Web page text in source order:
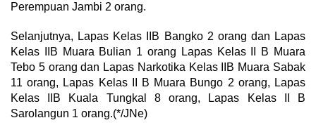
Perempuan Jambi 2 orang.
Selanjutnya, Lapas Kelas IIB Bangko 2 orang dan Lapas
Kelas IIB Muara Bulian 1 orang Lapas Kelas II B Muara
Tebo 5 orang dan Lapas Narkotika Kelas IIB Muara Sabak
11 orang, Lapas Kelas II B Muara Bungo 2 orang, Lapas
Kelas IIB Kuala Tungkal 8 orang, Lapas Kelas II B
Sarolangun 1 orang.(*/JNe)